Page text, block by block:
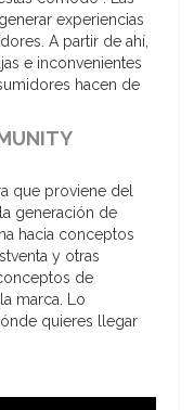
experiencias
A partir de ahí,
e inconvenientes
hacen de
que proviene del
generación de
hacia conceptos
y otras
de
marca. Lo
quieres llegar